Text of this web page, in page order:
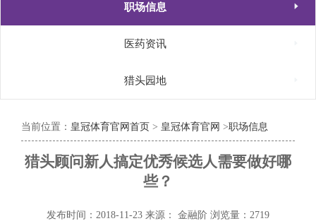
职场信息 
医药资讯
猎头园地
当前位置： 皇冠体育官网首页 > 皇冠体育官网 >职场信息
猎头顾问新人搞定优秀候选人需要做好哪
些？
发布时间：2018-11-23 来源： 金融阶 浏览量：2719